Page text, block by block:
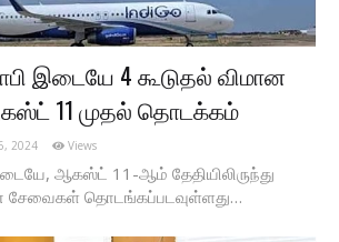
இடையே 4 கூடுதல் விமான
11 முதல் தொடக்கம்
2024 Views
இடையே, ஆகஸ்ட் 11-ஆம் தேதியிலிருந்து
சேவைகள் தொடங்கப்படவுள்ளது…